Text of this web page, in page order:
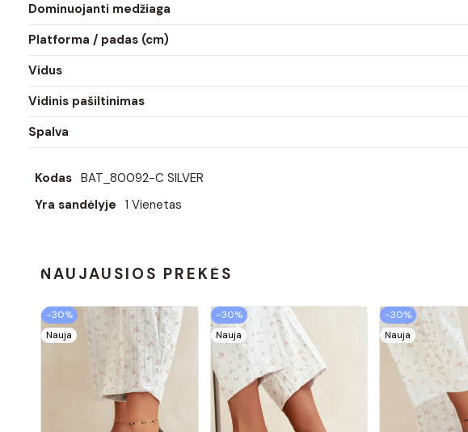
Dominuojanti medžiaga
Platforma / padas (cm)
Vidus
Vidinis pašiltinimas
Spalva
Kodas BAT_80092-C SILVER
Yra sandėlyje 1 Vienetas
NAUJAUSIOS PREKĖS
−30%
Nauja
−30%
Nauja
−30%
Nauja